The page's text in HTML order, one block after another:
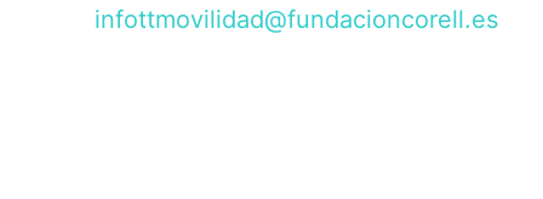
infottmovilidad@fundacioncorell.es